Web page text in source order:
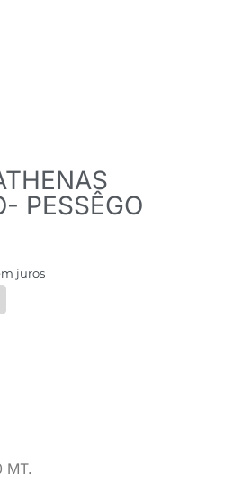
PESSÊGO
juros
MT.